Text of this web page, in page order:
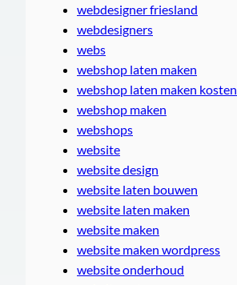
webdesigner friesland
webdesigners
webs
webshop laten maken
webshop laten maken kosten
webshop maken
webshops
website
website design
website laten bouwen
website laten maken
website maken
website maken wordpress
website onderhoud